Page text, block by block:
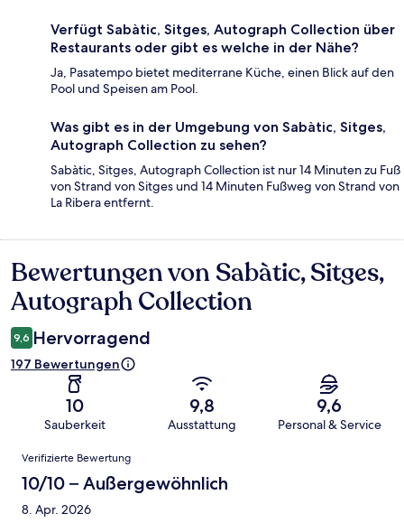
Verfügt Sabàtic, Sitges, Autograph Collection über
Restaurants oder gibt es welche in der Nähe?
Ja, Pasatempo bietet mediterrane Küche, einen Blick auf den
Pool und Speisen am Pool.
Was gibt es in der Umgebung von Sabàtic, Sitges,
Autograph Collection zu sehen?
Sabàtic, Sitges, Autograph Collection ist nur 14 Minuten zu Fuß
von Strand von Sitges und 14 Minuten Fußweg von Strand von
La Ribera entfernt.
Bewertungen
Bewertungen von Sabàtic, Sitges,
Autograph Collection
9,6 Hervorragend
197 Bewertungen
10
Sauberkeit
9,8
Ausstattung
9,6
Personal & Service
Bewertungen
Verifizierte Bewertung
10/10 – Außergewöhnlich
8. Apr. 2026